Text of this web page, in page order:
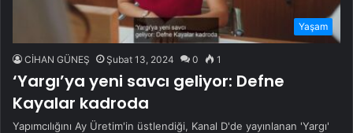
Yaşam
CİHAN GÜNEŞ Şubat 13, 2024 0 1
‘Yargı’ya yeni savcı geliyor: Defne
Kayalar kadroda
Yapımcılığını Ay Üretim'in üstlendiği, Kanal D'de yayınlanan 'Yargı'